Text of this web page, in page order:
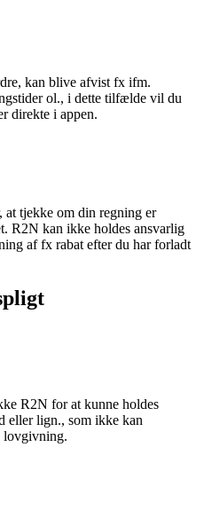
kan blive afvist fx ifm.
ol., i dette tilfælde vil du
direkte i appen.
at tjekke om din regning er
R2N kan ikke holdes ansvarlig
af fx rabat efter du har forladt
R2N for at kunne holdes
eller lign., som ikke kan
lovgivning.